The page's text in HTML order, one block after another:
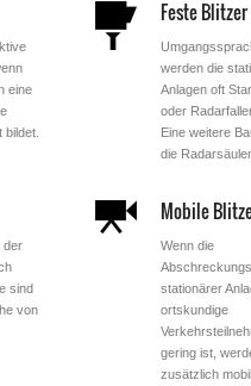
eine
Feste Blitzer
werden die
Anlagen oft
oder
Eine weitere
die
der
sind
von
Mobile
Wenn die
stationärer
ortskundige
gering ist,
zusätzlich